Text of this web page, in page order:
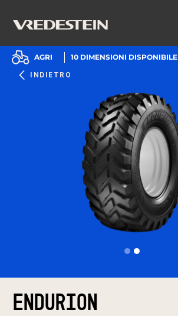
INDIETRO
AGRI 10 DIMENSIONI DISPONIBILE
ENDURION